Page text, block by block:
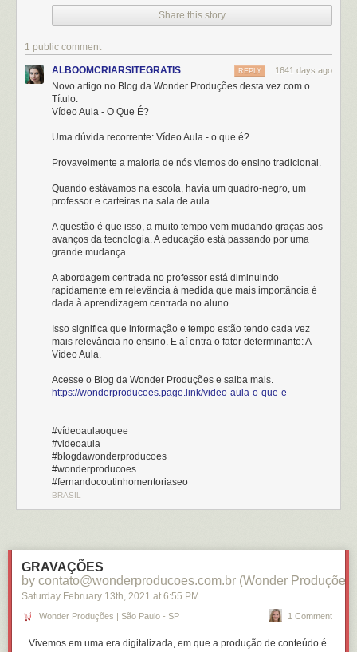
Share this story
1 public comment
ALBOOMCRIARSITEGRATIS 1641 days ago
REPLY
Novo artigo no Blog da Wonder Produções desta vez com o
Título:
Vídeo Aula - O Que É?
Uma dúvida recorrente: Vídeo Aula - o que é?
Provavelmente a maioria de nós viemos do ensino tradicional.
Quando estávamos na escola, havia um quadro-negro, um
professor e carteiras na sala de aula.
A questão é que isso, a muito tempo vem mudando graças aos
avanços da tecnologia. A educação está passando por uma
grande mudança.
A abordagem centrada no professor está diminuindo
rapidamente em relevância à medida que mais importância é
dada à aprendizagem centrada no aluno.
Isso significa que informação e tempo estão tendo cada vez
mais relevância no ensino. E aí entra o fator determinante: A
Vídeo Aula.
Acesse o Blog da Wonder Produções e saiba mais.
https://wonderproducoes.page.link/video-aula-o-que-e
#vídeoaulaoquee
#videoaula
#blogdawonderproducoes
#wonderproducoes
#fernandocoutinhomentoriaseo
BRASIL
GRAVAÇÕES
by contato@wonderproducoes.com.br (Wonder Produções)
Saturday February 13th, 2021 at 6:55 PM
Wonder Produções | São Paulo - SP 1 Comment
Vivemos em uma era digitalizada, em que a produção de conteúdo é